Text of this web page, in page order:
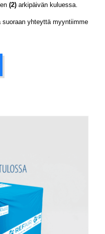
(2) arkipäivän kuluessa.
yhteyttä myyntiimme